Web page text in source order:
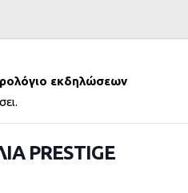
εκδηλώσεων
PRESTIGE